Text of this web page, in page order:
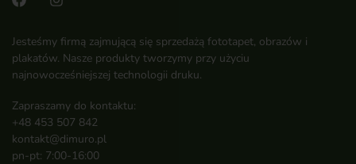
Jesteśmy firmą zajmującą się sprzedażą fototapet, obrazów i
plakatów. Nasze produkty tworzymy przy użyciu
najnowocześniejszej technologii druku.
Zapraszamy do kontaktu:
+48 453 507 842
kontakt@dimuro.pl
pn-pt: 7:00-16:00